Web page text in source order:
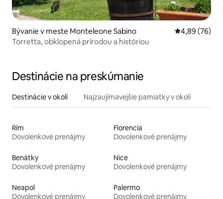
Bývanie v meste Monteleone Sabino Priemerné
4,89 (76)
Torretta, obklopená prírodou a históriou
Destinácie na preskúmanie
Destinácie v okolí Najzaujímavejšie pamiatky v okolí
Rím
Dovolenkové prenájmy
Florencia
Dovolenkové prenájmy
Benátky
Dovolenkové prenájmy
Nice
Dovolenkové prenájmy
Neapol
Dovolenkové prenájmy
Palermo
Dovolenkové prenájmy